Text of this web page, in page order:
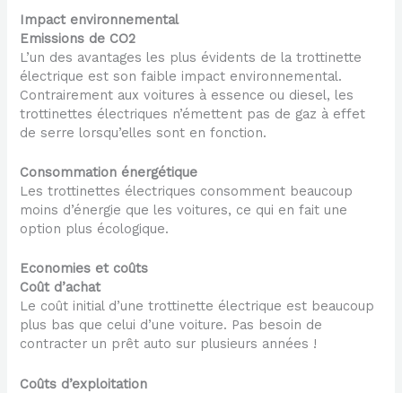
Impact environnemental
Emissions de CO2
L’un des avantages les plus évidents de la trottinette
électrique est son faible impact environnemental.
Contrairement aux voitures à essence ou diesel, les
trottinettes électriques n’émettent pas de gaz à effet
de serre lorsqu’elles sont en fonction.
Consommation énergétique
Les trottinettes électriques consomment beaucoup
moins d’énergie que les voitures, ce qui en fait une
option plus écologique.
Economies et coûts
Coût d’achat
Le coût initial d’une trottinette électrique est beaucoup
plus bas que celui d’une voiture. Pas besoin de
contracter un prêt auto sur plusieurs années !
Coûts d’exploitation